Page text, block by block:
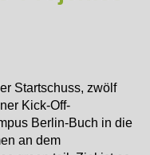
Startschuss, zwölf
Kick-Off-
Berlin-Buch in die
an dem